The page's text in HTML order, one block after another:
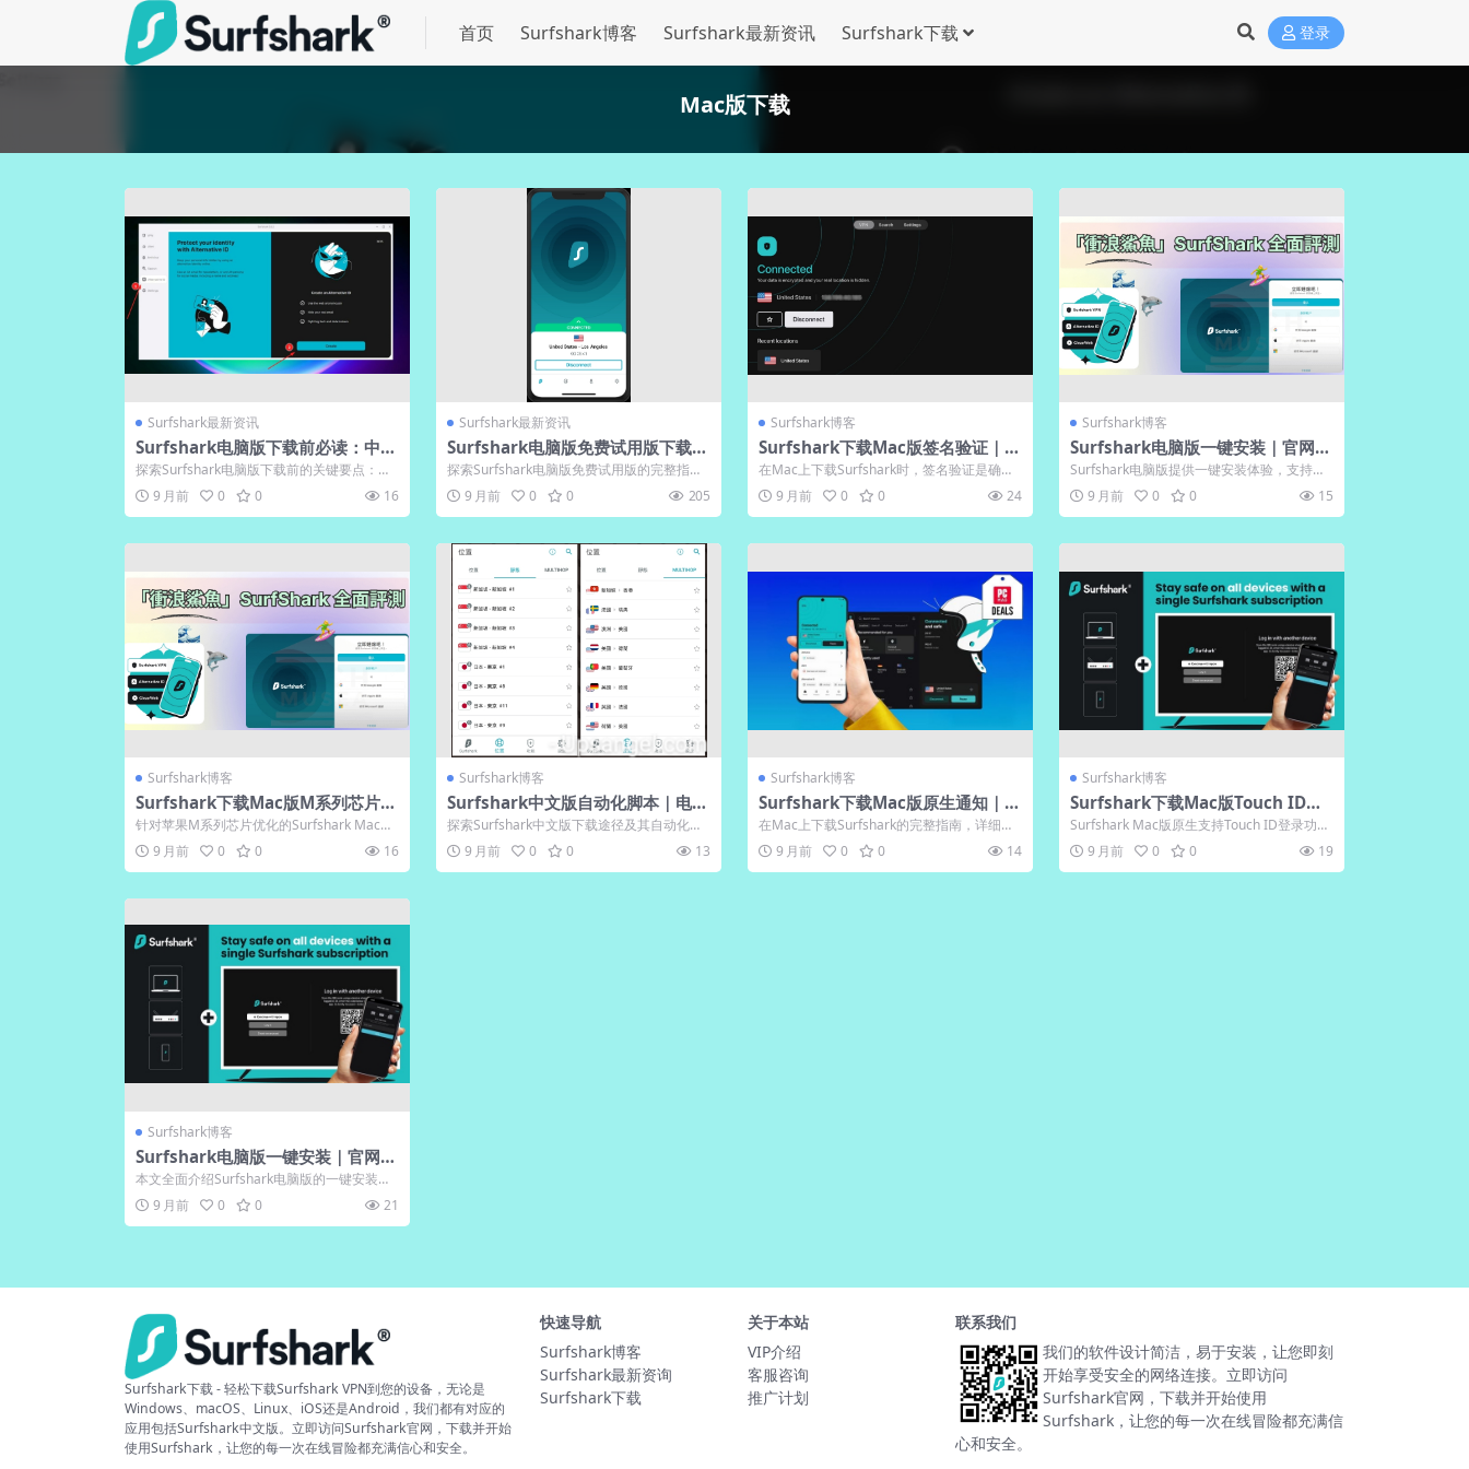
首页 Surfshark博客 Surfshark最新资讯 Surfshark下载 登录
Mac版下载
Surfshark最新资讯
Surfshark电脑版下载前必读：中文
版系统兼容性清单
探索Surfshark电脑版下载前的关键要点：涵
盖系统兼容性、硬件需求及网络环境...
9 月前 0 0 16
Surfshark最新资讯
Surfshark电脑版免费试用版下载攻
略
探索Surfshark电脑版免费试用版的完整指
南，帮助用户安全获取并安装这款知名...
9 月前 0 0 205
Surfshark博客
Surfshark下载Mac版签名验证｜确
保来源为Surfshark官网
在Mac上下载Surfshark时，签名验证是确保
软件安全来源的关键步骤，能有效...
9 月前 0 0 24
Surfshark博客
Surfshark电脑版一键安装｜官网提
供Win/Mac高速下载
Surfshark电脑版提供一键安装体验，支持Wi
ndows与Mac系统，从官网...
9 月前 0 0 15
Surfshark博客
Surfshark下载Mac版M系列芯片优
化｜官网性能翻倍
针对苹果M系列芯片优化的Surfshark Mac版
带来突破性体验。深度重构的应...
9 月前 0 0 16
Surfshark博客
Surfshark中文版自动化脚本｜电脑
版中文API
探索Surfshark中文版下载途径及其自动化脚
本应用，详细解析电脑版API如何...
9 月前 0 0 13
Surfshark博客
Surfshark下载Mac版原生通知｜官
网系统集成
在Mac上下载Surfshark的完整指南，详细介
绍从官网获取原生应用程序的全过...
9 月前 0 0 14
Surfshark博客
Surfshark下载Mac版Touch ID登
录｜官网原生适配
Surfshark Mac版原生支持Touch ID登录功
能，通过生物识别技术提...
9 月前 0 0 19
Surfshark博客
Surfshark电脑版一键安装｜官网提
供Windows/Mac高速下载
本文全面介绍Surfshark电脑版的一键安装流
程及其优势，涵盖Windows和...
9 月前 0 0 21
Surfshark下载 - 轻松下载Surfshark VPN到您的设备，无论是
Windows、macOS、Linux、iOS还是Android，我们都有对应的
应用包括Surfshark中文版。立即访问Surfshark官网，下载并开始
使用Surfshark，让您的每一次在线冒险都充满信心和安全。
快速导航
Surfshark博客
Surfshark最新资询
Surfshark下载
关于本站
VIP介绍
客服咨询
推广计划
联系我们
我们的软件设计简洁，易于安装，让您即刻
开始享受安全的网络连接。立即访问
Surfshark官网，下载并开始使用
Surfshark，让您的每一次在线冒险都充满信
心和安全。